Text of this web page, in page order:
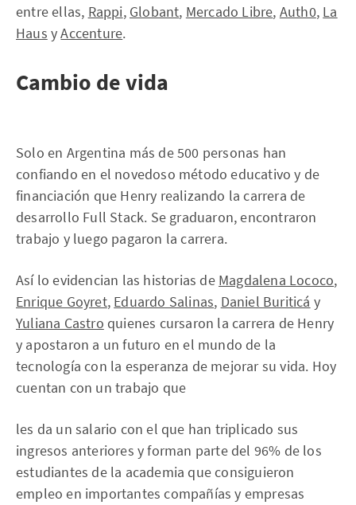
entre ellas, Rappi, Globant, Mercado Libre, Auth0, La
Haus yAccenture.
Cambio de vida
Solo en Argentina más de 500 personas han
confiando en el novedoso método educativo y de
financiación que Henry realizando la carrera de
desarrollo Full Stack. Se graduaron, encontraron
trabajo y luego pagaron la carrera.
Así lo evidencian las historias de Magdalena Lococo,
Enrique Goyret, Eduardo Salinas, Daniel Buriticá y
Yuliana Castro quienes cursaron la carrera de Henry
y apostaron a un futuro en el mundo de la
tecnología con la esperanza de mejorar su vida. Hoy
cuentan con un trabajo que
les da un salario con el que han triplicado sus
ingresos anteriores y forman parte del 96% de los
estudiantes de la academia que consiguieron
empleo en importantes compañías y empresas